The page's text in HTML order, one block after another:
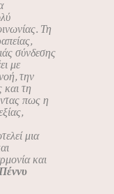
Τη
σύνδεσης
με
την
και τη
πως η
μια
και